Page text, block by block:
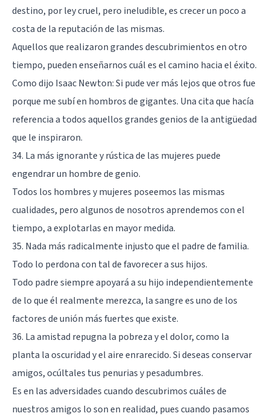
destino, por ley cruel, pero ineludible, es crecer un poco a
costa de la reputación de las mismas.
Aquellos que realizaron grandes descubrimientos en otro
tiempo, pueden enseñarnos cuál es el camino hacia el éxito.
Como dijo Isaac Newton: Si pude ver más lejos que otros fue
porque me subí en hombros de gigantes. Una cita que hacía
referencia a todos aquellos grandes genios de la antigüedad
que le inspiraron.
34. La más ignorante y rústica de las mujeres puede
engendrar un hombre de genio.
Todos los hombres y mujeres poseemos las mismas
cualidades, pero algunos de nosotros aprendemos con el
tiempo, a explotarlas en mayor medida.
35. Nada más radicalmente injusto que el padre de familia.
Todo lo perdona con tal de favorecer a sus hijos.
Todo padre siempre apoyará a su hijo independientemente
de lo que él realmente merezca, la sangre es uno de los
factores de unión más fuertes que existe.
36. La amistad repugna la pobreza y el dolor, como la
planta la oscuridad y el aire enrarecido. Si deseas conservar
amigos, ocúltales tus penurias y pesadumbres.
Es en las adversidades cuando descubrimos cuáles de
nuestros amigos lo son en realidad, pues cuando pasamos